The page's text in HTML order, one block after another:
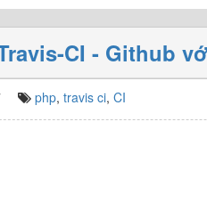
CI - Github
php, travis ci, CI